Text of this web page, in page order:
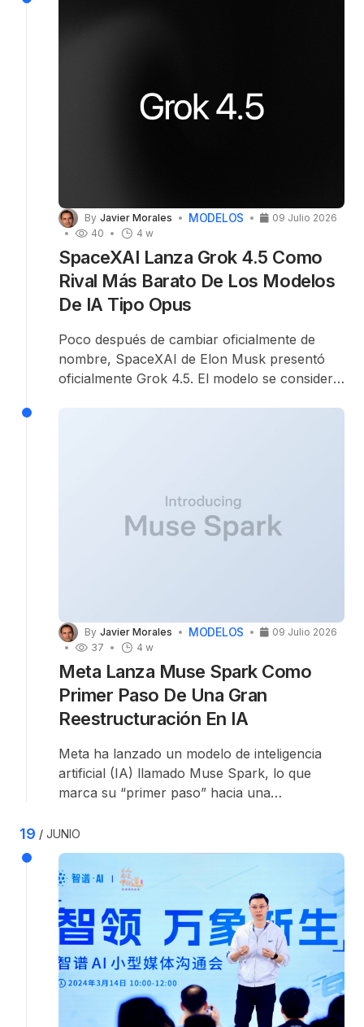
By Javier Morales MODELOS
4 w
09 Julio 2026
40
SpaceXAI Lanza Grok 4.5 Como
Rival Más Barato De Los Modelos
De IA Tipo Opus
Poco después de cambiar oficialmente de
nombre, SpaceXAI de Elon Musk presentó
oficialmente Grok 4.5. El modelo se considera
By Javier Morales MODELOS
4 w
09 Julio 2026
37
Meta Lanza Muse Spark Como
Primer Paso De Una Gran
Reestructuración En IA
Meta ha lanzado un modelo de inteligencia
artificial (IA) llamado Muse Spark, lo que
marca su “primer paso” hacia una
19 JUNIO